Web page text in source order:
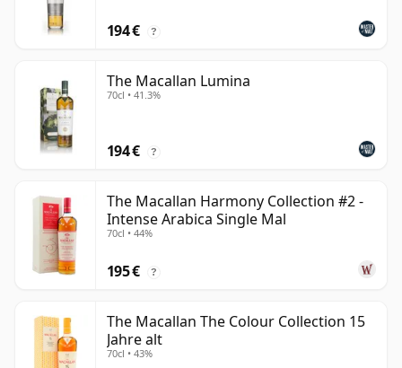
194 € ?
The Macallan Lumina
70cl • 41.3%
194 € ?
The Macallan Harmony Collection #2 -
Intense Arabica Single Mal
70cl • 44%
195 € ?
The Macallan The Colour Collection 15
Jahre alt
70cl • 43%